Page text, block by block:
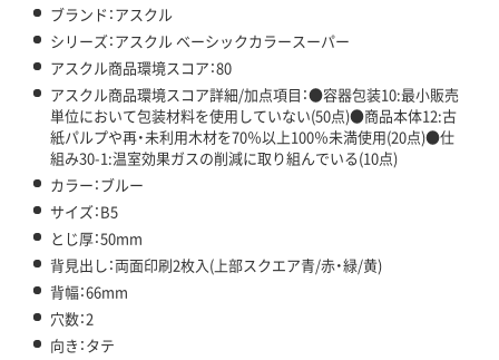
ブランド：アスクル
シリーズ：アスクル ベーシックカラースーパー
アスクル商品環境スコア：80
アスクル商品環境スコア詳細/加点項目：●容器包装10:最小販売
単位において包装材料を使用していない(50点)●商品本体12:古
紙パルプや再・未利用木材を70％以上100％未満使用(20点)●仕
組み30-1:温室効果ガスの削減に取り組んでいる(10点)
カラー：ブルー
サイズ：B5
とじ厚：50mm
背見出し：両面印刷2枚入(上部スクエア青/赤・緑/黄)
背幅：66mm
穴数：2
向き：タテ